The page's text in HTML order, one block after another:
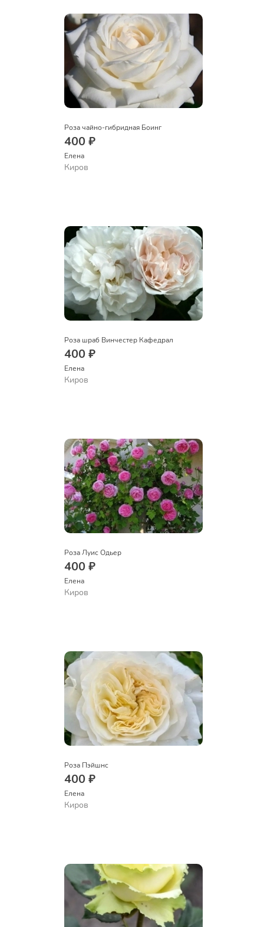
Роза чайно-гибридная Боинг
400 ₽
Елена
Киров
Роза шраб Винчестер Кафедрал
400 ₽
Елена
Киров
Роза Луис Одьер
400 ₽
Елена
Киров
Роза Пэйшнс
400 ₽
Елена
Киров